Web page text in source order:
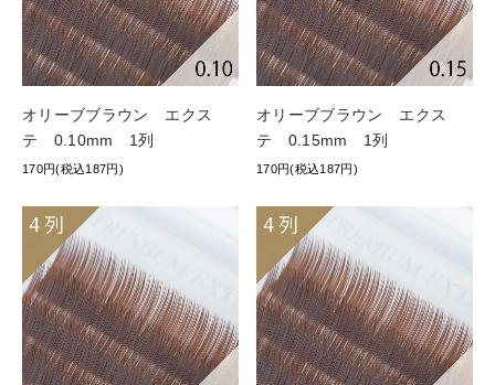
オリーブブラウン エクス
テ 0.10mm 1列
170円(税込187円)
オリーブブラウン エクス
テ 0.15mm 1列
170円(税込187円)